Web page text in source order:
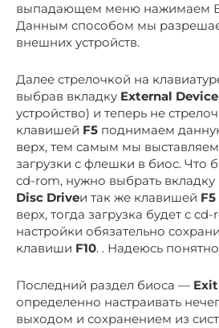
выпадающем меню нажимаем
Данным способом мы
внешних устройств.
Далее стрелочкой на
выбрав вкладку External Device
устройство) и теперь не
клавишей F5 поднимаем
верх, тем самым мы
загрузки с флешки в биос. Что
cd-rom, нужно выбрать вкладку
Disc Driveи так же клавишей F5
верх, тогда загрузка будет с
настройки обязательно
клавиши F10. . Надеюсь
Последний раздел биоса — Exit
определенно настраивать
выходом и сохранением из